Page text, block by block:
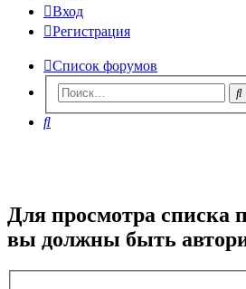
Вход
Регистрация
Список форумов
Поиск
Для просмотра списка
вы должны быть